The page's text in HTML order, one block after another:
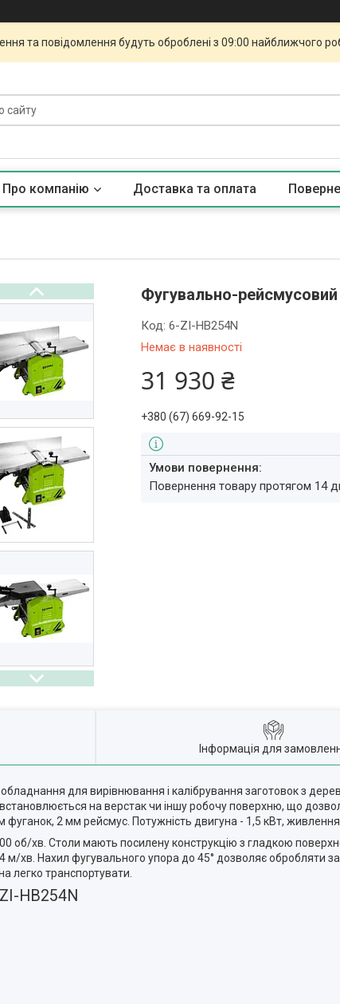
та повідомлення будуть оброблені з 09:00 найближчого
Про компанію Доставка та оплата
Фугувально-
Немає в наявності
Код:6-ZI-HB254N
31 930 ₴
+380 (67) 669-92-15
повернення товару протягом 14
Інформація для
для вирівнювання і калібрування заготовок з
на верстак чи іншу робочу поверхню, що
2 мм рейсмус. Потужність двигуна - 1,5 кВт, живлення
об/хв. Столи мають посилену конструкцію з гладкою
м/хв. Нахил фугувального упора до 45° дозволяє обробляти
легко транспортувати.
HB254N